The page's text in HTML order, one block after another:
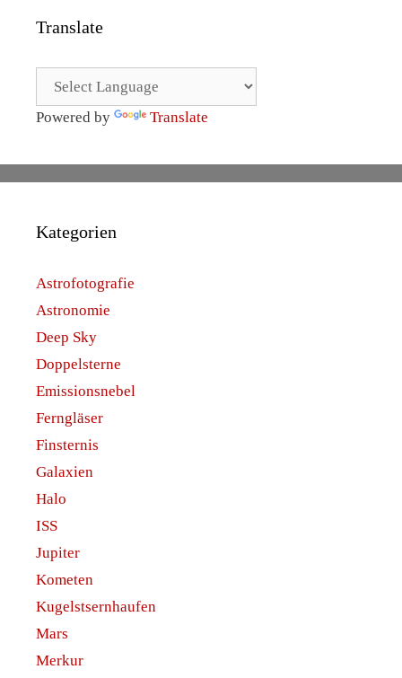
Translate
Powered by Translate
Kategorien
Astrofotografie
Astronomie
Deep Sky
Doppelsterne
Emissionsnebel
Ferngläser
Finsternis
Galaxien
Halo
ISS
Jupiter
Kometen
Kugelstsernhaufen
Mars
Merkur